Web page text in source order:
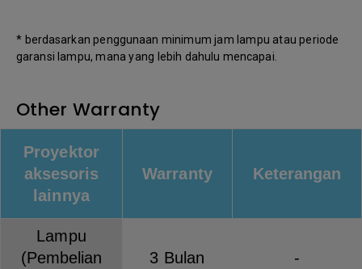
* berdasarkan penggunaan minimum jam lampu atau periode
garansi lampu, mana yang lebih dahulu mencapai.
Other Warranty
Proyektor
aksesoris
lainnya
Warranty Keterangan
Lampu
(Pembelian
3 Bulan -